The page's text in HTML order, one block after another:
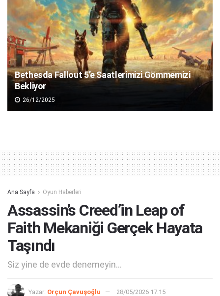
Bethesda Fallout 5’e Saatlerimizi Gömmemizi
Bekliyor
26/12/2025
Ana Sayfa Oyun Haberleri
Assassin’s Creed’in Leap of
Faith Mekaniği Gerçek Hayata
Taşındı
Siz yine de evde denemeyin...
Yazar: Orçun Çavuşoğlu 28/05/2026 17:15